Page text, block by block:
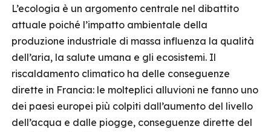
L’ecologia è un argomento centrale nel dibattito
attuale poiché l’impatto ambientale della
produzione industriale di massa influenza la qualità
dell’aria, la salute umana e gli ecosistemi. Il
riscaldamento climatico ha delle conseguenze
dirette in Francia: le molteplici alluvioni ne fanno uno
dei paesi europei più colpiti dall’aumento del livello
dell’acqua e dalle piogge, conseguenze dirette del